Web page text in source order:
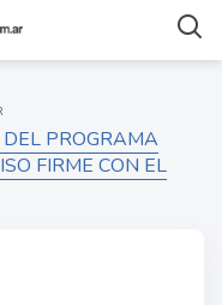
PROGRAMA
FIRME CON EL